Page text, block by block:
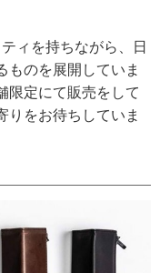
ィを持ちながら、日
ものを展開していま
限定にて販売をして
りをお待ちしていま